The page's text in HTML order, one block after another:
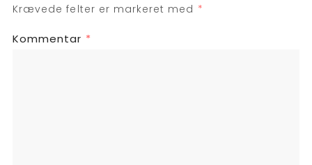
Krævede felter er markeret med *
Kommentar *